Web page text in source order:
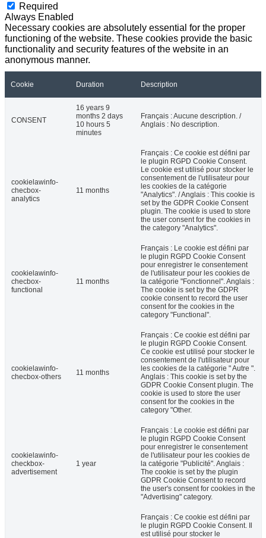
Required
Always Enabled
Necessary cookies are absolutely essential for the proper
functioning of the website. These cookies provide the basic
functionality and security features of the website in an
anonymous manner.
Cookie Duration Description
CONSENT
16 years 9
months 2 days
10 hours 5
minutes
Français : Aucune description. /
Anglais : No description.
cookielawinfo-
checbox-
analytics
11 months
Français : Ce cookie est défini par
le plugin RGPD Cookie Consent.
Le cookie est utilisé pour stocker le
consentement de l'utilisateur pour
les cookies de la catégorie
"Analytics". / Anglais : This cookie is
set by the GDPR Cookie Consent
plugin. The cookie is used to store
the user consent for the cookies in
the category "Analytics".
cookielawinfo-
checbox-
functional
11 months
Français : Le cookie est défini par
le plugin RGPD Cookie Consent
pour enregistrer le consentement
de l'utilisateur pour les cookies de
la catégorie "Fonctionnel". Anglais :
The cookie is set by the GDPR
cookie consent to record the user
consent for the cookies in the
category "Functional".
cookielawinfo-
checbox-others
11 months
Français : Ce cookie est défini par
le plugin RGPD Cookie Consent.
Ce cookie est utilisé pour stocker le
consentement de l'utilisateur pour
les cookies de la catégorie " Autre ".
Anglais : This cookie is set by the
GDPR Cookie Consent plugin. The
cookie is used to store the user
consent for the cookies in the
category "Other.
cookielawinfo-
checkbox-
advertisement
1 year
Français : Le cookie est défini par
le plugin RGPD Cookie Consent
pour enregistrer le consentement
de l'utilisateur pour les cookies de
la catégorie "Publicité". Anglais :
The cookie is set by the plugin
GDPR Cookie Consent to record
the user's consent for cookies in the
"Advertising" category.
Français : Ce cookie est défini par
le plugin RGPD Cookie Consent. Il
est utilisé pour stocker le